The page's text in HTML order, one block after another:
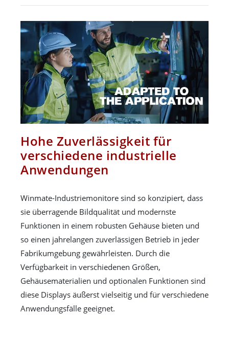
Hohe Zuverlässigkeit für
verschiedene industrielle
Anwendungen
Winmate-Industriemonitore sind so konzipiert, dass
sie überragende Bildqualität und modernste
Funktionen in einem robusten Gehäuse bieten und
so einen jahrelangen zuverlässigen Betrieb in jeder
Fabrikumgebung gewährleisten. Durch die
Verfügbarkeit in verschiedenen Größen,
Gehäusematerialien und optionalen Funktionen sind
diese Displays äußerst vielseitig und für verschiedene
Anwendungsfälle geeignet.